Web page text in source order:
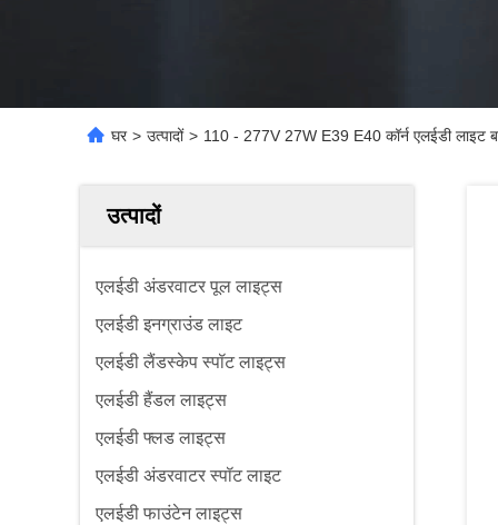
घर > उत्पादों > 110 - 277V 27W E39 E40 कॉर्न एलईडी
उत्पादों
एलईडी अंडरवाटर पूल लाइट्स
एलईडी इनग्राउंड लाइट
एलईडी लैंडस्केप स्पॉट लाइट्स
एलईडी हैंडल लाइट्स
एलईडी फ्लड लाइट्स
एलईडी अंडरवाटर स्पॉट लाइट
एलईडी फाउंटेन लाइट्स